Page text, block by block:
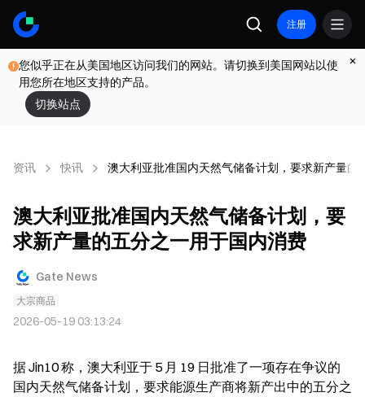
注册
您似乎正在从美国地区访问我们的网站。请切换到美国网站以使
用您所在地区支持的产品。
切换站点
资讯 快讯 澳大利亚批准国内天然气储备计划，要求新产量的
澳大利亚批准国内天然气储备计划，要
求新产量的五分之一用于国内消费
Gate News
大宗商品
2026-05-19 03:13:24
据 Jin10 称，澳大利亚于 5 月 19 日批准了一项存在争议的
国内天然气储备计划，要求能源生产商将新产出中的五分之